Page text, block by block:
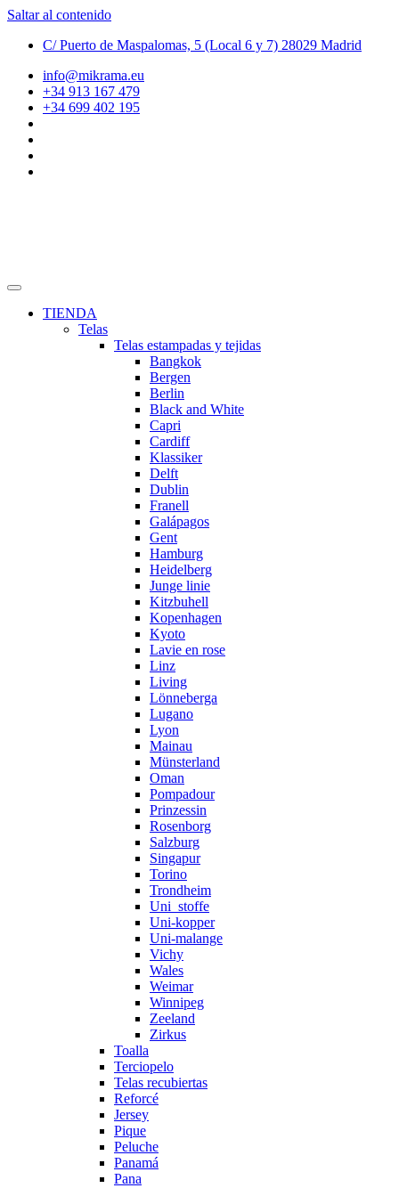
Saltar al contenido
C/ Puerto de Maspalomas, 5 (Local 6 y 7) 28029 Madrid
info@mikrama.eu
+34 913 167 479
+34 699 402 195
TIENDA
Telas
Telas estampadas y tejidas
Bangkok
Bergen
Berlin
Black and White
Capri
Cardiff
Klassiker
Delft
Dublin
Franell
Galápagos
Gent
Hamburg
Heidelberg
Junge linie
Kitzbuhell
Kopenhagen
Kyoto
Lavie en rose
Linz
Living
Lönneberga
Lugano
Lyon
Mainau
Münsterland
Oman
Pompadour
Prinzessin
Rosenborg
Salzburg
Singapur
Torino
Trondheim
Uni_stoffe
Uni-kopper
Uni-malange
Vichy
Wales
Weimar
Winnipeg
Zeeland
Zirkus
Toalla
Terciopelo
Telas recubiertas
Reforcé
Jersey
Pique
Peluche
Panamá
Pana